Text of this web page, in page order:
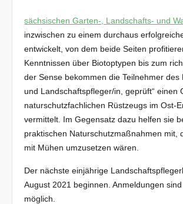
sächsischen Garten-, Landschafts- und
inzwischen zu einem durchaus
entwickelt, von dem beide Seiten
Kenntnissen über Biotoptypen bis zum
der Sense bekommen die Teilnehmer des
und Landschaftspfleger/in, geprüft“ einen
naturschutzfachlichen Rüstzeugs im Ost-
vermittelt. Im Gegensatz dazu helfen sie
praktischen Naturschutzmaßnahmen mit,
mit Mühen umzusetzen wären.
Der nächste einjährige
August 2021 beginnen. Anmeldungen
möglich.